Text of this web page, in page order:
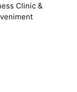
Clinic &